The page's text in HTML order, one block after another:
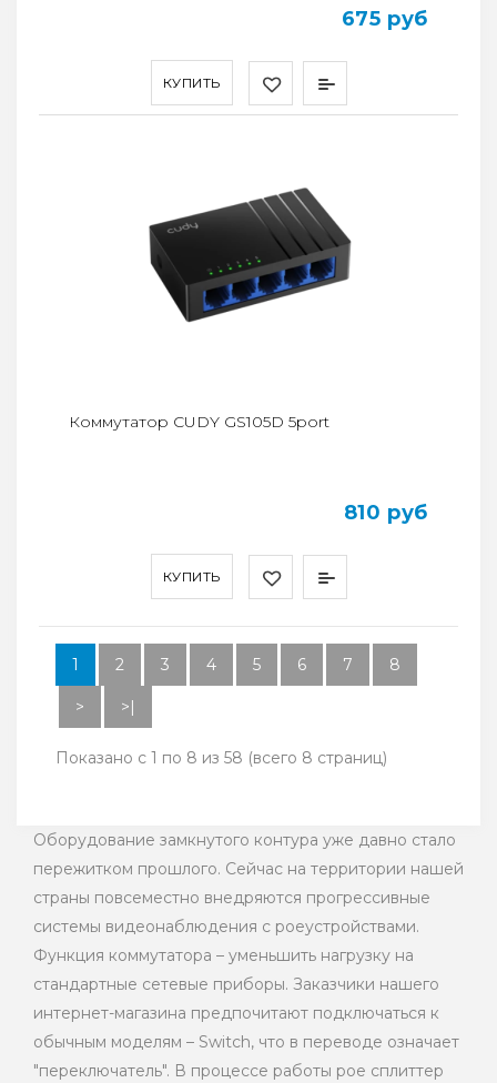
КУПИТЬ
675 руб
КУПИТЬ
Коммутатор CUDY GS105D 5port
810 руб
1 2 3 4 5 6 7 8
> >|
Показано с 1 по 8 из 58 (всего 8 страниц)
Оборудование замкнутого контура уже давно стало
пережитком прошлого. Сейчас на территории нашей
страны повсеместно внедряются прогрессивные
системы видеонаблюдения с роеустройствами.
Функция коммутатора – уменьшить нагрузку на
стандартные сетевые приборы. Заказчики нашего
интернет-магазина предпочитают подключаться к
обычным моделям – Switch, что в переводе означает
"переключатель". В процессе работы рое сплиттер